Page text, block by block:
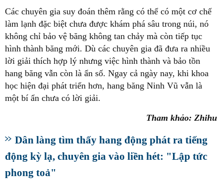
Các chuyên gia suy đoán thêm rằng có thể có một cơ chế
làm lạnh đặc biệt chưa được khám phá sâu trong núi, nó
không chỉ bảo vệ băng không tan chảy mà còn tiếp tục
hình thành băng mới. Dù các chuyên gia đã đưa ra nhiều
lời giải thích hợp lý nhưng việc hình thành và bảo tồn
hang băng vẫn còn là ẩn số. Ngay cả ngày nay, khi khoa
học hiện đại phát triển hơn, hang băng Ninh Vũ vẫn là
một bí ẩn chưa có lời giải.
Tham khảo: Zhihu
Dân làng tìm thấy hang động phát ra tiếng
động kỳ lạ, chuyên gia vào liền hét: "Lập tức
phong toả"